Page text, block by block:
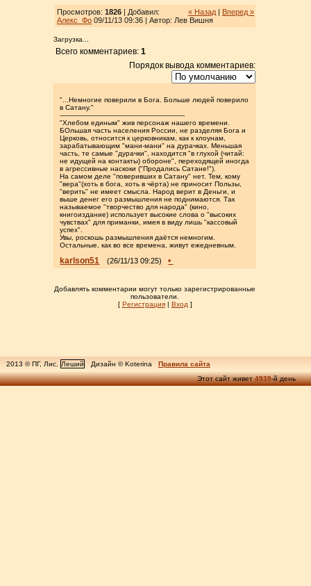
« Назад | Вперед »
Просмотров: 1826| Добавил:
Алекс_Фо09/11/13 09:36 | Автор: Лев Вишня
Загрузка...
Всего комментариев:1
Порядок вывода комментариев:
"...Немногие поверили в Бога. Больше людей поверило
в Сатану."
------------------------------------------------------------
"Хлебом единым" жив персонаж нашего времени.
БОльшая часть населения России, не разделяя Бога и
Церковь, относится к церковникам, как к клоунам,
зарабатывающим "мани-мани" на дурачках. Меньшая
часть, те самые "дурачки", находится "в глухой (читай:
не идущей на контакты) обороне", переходящей иногда
в агрессивные наскоки ("Продались Сатане!").
На самом деле "поверивших в Сатану" нет. Тем, кому
"вера"(хоть в бога, хоть в чёрта) не приносит Пользы,
"верить" не имеет смысла. Народ верит в Деньги, и
выше денег его размышления не поднимаются. Так
называемое "творчество для народа" (кино,
книгоиздание) использует высокие слова о "высоких
чувствах" для приманки, имея в виду лишь "кассовый
успех".
Увы, роскошь размышления даётся немногим.
Остальные, как во все времена, живут ежедневным.
karlson51 (26/11/13 09:25) •
Добавлять комментарии могут только зарегистрированные
пользователи.
[ Регистрация| Вход ]
2013 © ПГ, Лис, Леший Дизайн © Koterina
Правила сайта
Этот сайт живет4939-й день